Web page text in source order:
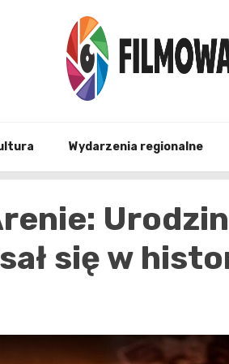
Wydarzenia regionalne
się w